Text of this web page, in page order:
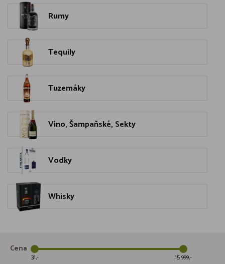
Rumy
Tequily
Tuzemáky
Víno, Šampaňské, Sekty
Vodky
Whisky
Cena
31 15 999